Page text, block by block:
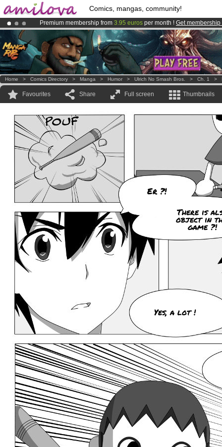
Comics, mangas, community!
Premium membership from 3.95 euros per month ! Get membership
AmilovaKickstarter is now LIVE!.
Already 134393membersand 1208 comics & mangas!.
Home > Comics Directory > Manga > Humor > Ulrich No Smash Bros. > Ch. 1 >
Favourites Share Full screen Thumbnails
Er ?!
There is
object in
game ?!
Yes, a lot !